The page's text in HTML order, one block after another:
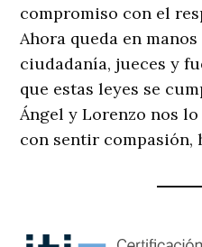
compromiso con el
Ahora queda en
ciudadanía, jueces y
que estas leyes se
Ángel y Lorenzo nos
con sentir compasión,